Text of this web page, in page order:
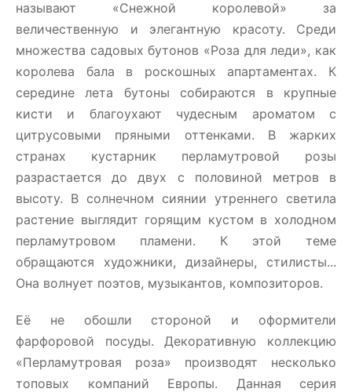
называют «Снежной королевой» за
величественную и элегантную красоту. Среди
множества садовых бутонов «Роза для леди», как
королева бала в роскошных апартаментах. К
середине лета бутоны собираются в крупные
кисти и благоухают чудесным ароматом с
цитрусовыми пряными оттенками. В жарких
странах кустарник перламутровой розы
разрастается до двух с половиной метров в
высоту. В солнечном сиянии утреннего светила
растение выглядит горящим кустом в холодном
перламутровом пламени. К этой теме
обращаются художники, дизайнеры, стилисты...
Она волнует поэтов, музыкантов, композиторов.
Её не обошли стороной и оформители
фарфоровой посуды. Декоративную коллекцию
«Перламутровая роза» производят несколько
топовых компаний Европы. Данная серия